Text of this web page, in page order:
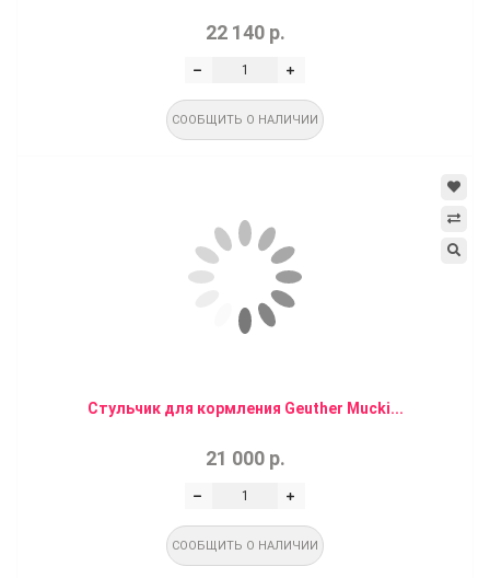
22 140 р.
СООБЩИТЬ О НАЛИЧИИ
Стульчик для кормления Geuther Mucki...
21 000 р.
СООБЩИТЬ О НАЛИЧИИ